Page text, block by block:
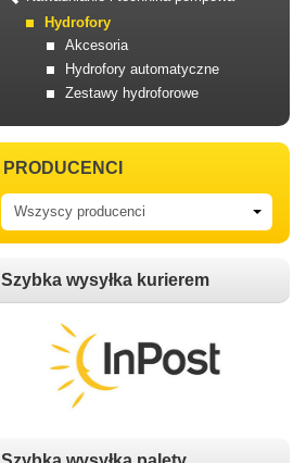
Hydrofory
Akcesoria
Hydrofory automatyczne
Zestawy hydroforowe
PRODUCENCI
Szybka wysyłka kurierem